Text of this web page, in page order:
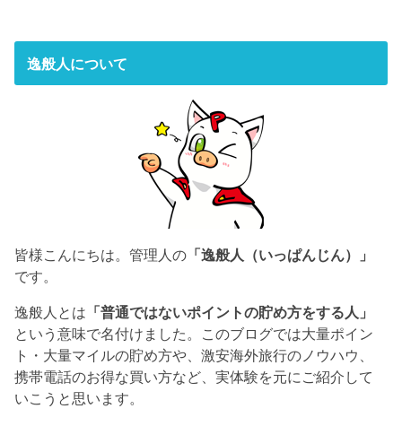
逸般人について
皆様こんにちは。管理人の 「逸般人（いっぱんじん）」
です。
逸般人とは 「普通ではないポイントの貯め方をする人」
という意味で名付けました。このブログでは大量ポイン
ト・大量マイルの貯め方や、激安海外旅行のノウハウ、
携帯電話のお得な買い方など、実体験を元にご紹介して
いこうと思います。